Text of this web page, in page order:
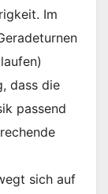
Im
dass die
passend
sich auf